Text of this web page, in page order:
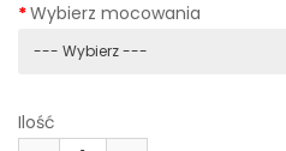
Wybierz mocowania
Ilość